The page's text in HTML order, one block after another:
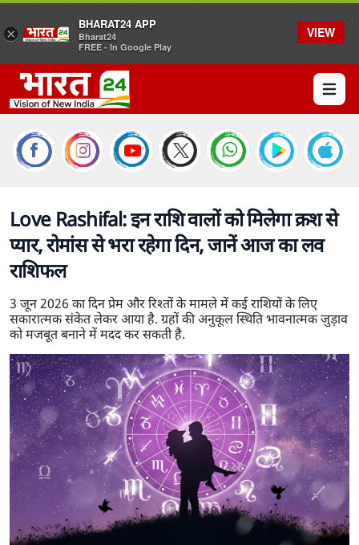
Open
Love Rashifal: इन राशि वालों को मिलेगा क्रश से
प्यार, रोमांस से भरा रहेगा दिन, जानें आज का लव
राशिफल
3 जून 2026 का दिन प्रेम और रिश्तों के मामले में कई राशियों के लिए
सकारात्मक संकेत लेकर आया है. ग्रहों की अनुकूल स्थिति भावनात्मक जुड़ाव
को मजबूत बनाने में मदद कर सकती है.
×
BHARAT24 APP
Bharat24
FREE - In Google Play
VIEW